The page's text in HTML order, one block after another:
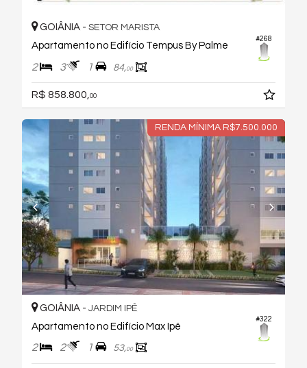
#268
GOIÂNIA - SETOR MARISTA
Apartamento no Edifício Tempus By Palme
2 3 1 84,00
R$ 858.800,00
RENDA MÍNIMA R$7.500.000
#322
GOIÂNIA - JARDIM IPÊ
Apartamento no Edifício Max Ipê
2 2 1 53,00